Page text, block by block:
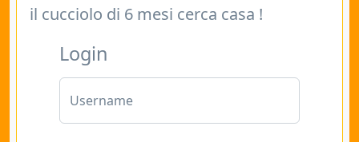
il cucciolo di 6 mesi cerca casa !
Login
Username